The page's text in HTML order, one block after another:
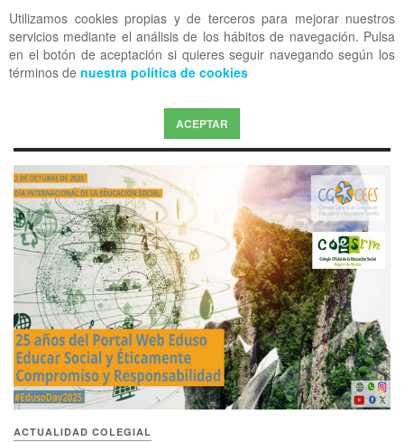
Utilizamos cookies propias y de terceros para mejorar nuestros
servicios mediante el análisis de los hábitos de navegación. Pulsa
en el botón de aceptación si quieres seguir navegando según los
términos de nuestra política de cookies
ACEPTAR
OFF CANVAS
ACTUALIDAD COLEGIAL